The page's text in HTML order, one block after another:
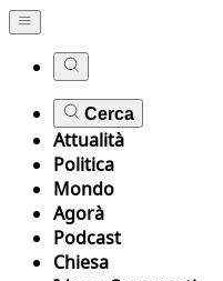
Cerca
Attualità
Politica
Mondo
Agorà
Podcast
Chiesa